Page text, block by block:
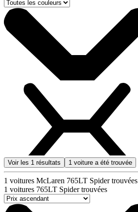
Voir les 1 résultats 1 voiture a été trouvée
1 voitures McLaren 765LT Spider trouvées
1 voitures 765LT Spider trouvées